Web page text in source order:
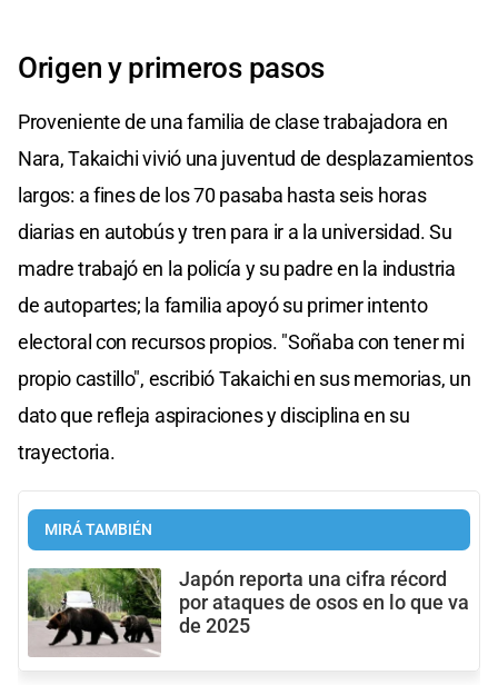
Origen y primeros pasos
Proveniente de una familia de clase trabajadora en
Nara, Takaichi vivió una juventud de desplazamientos
largos: a fines de los 70 pasaba hasta seis horas
diarias en autobús y tren para ir a la universidad. Su
madre trabajó en la policía y su padre en la industria
de autopartes; la familia apoyó su primer intento
electoral con recursos propios. "Soñaba con tener mi
propio castillo", escribió Takaichi en sus memorias, un
dato que refleja aspiraciones y disciplina en su
trayectoria.
MIRÁ TAMBIÉN
Japón reporta una cifra récord
por ataques de osos en lo que va
de 2025